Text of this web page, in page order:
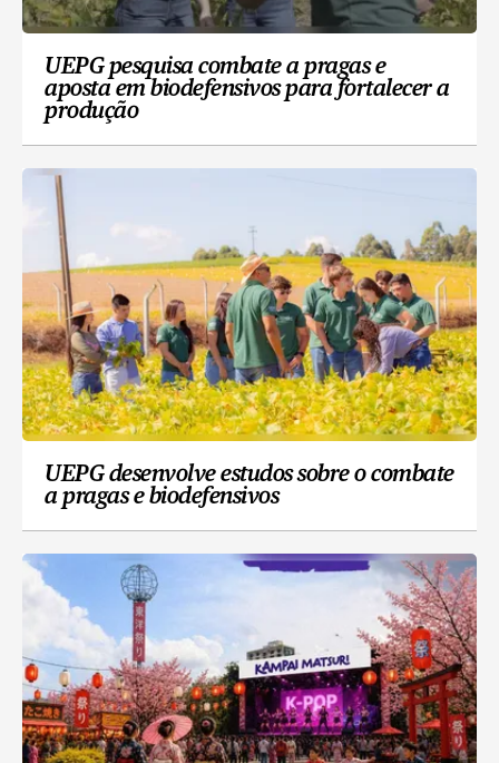
UEPG pesquisa combate a pragas e
aposta em biodefensivos para fortalecer a
produção
UEPG desenvolve estudos sobre o combate
a pragas e biodefensivos